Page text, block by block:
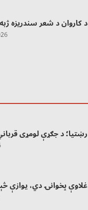
د کاروان د شعر سندریزه ژبه
رښتیا؛ د جګړې لومړی
غلاوې پخوانۍ دي، یوازې